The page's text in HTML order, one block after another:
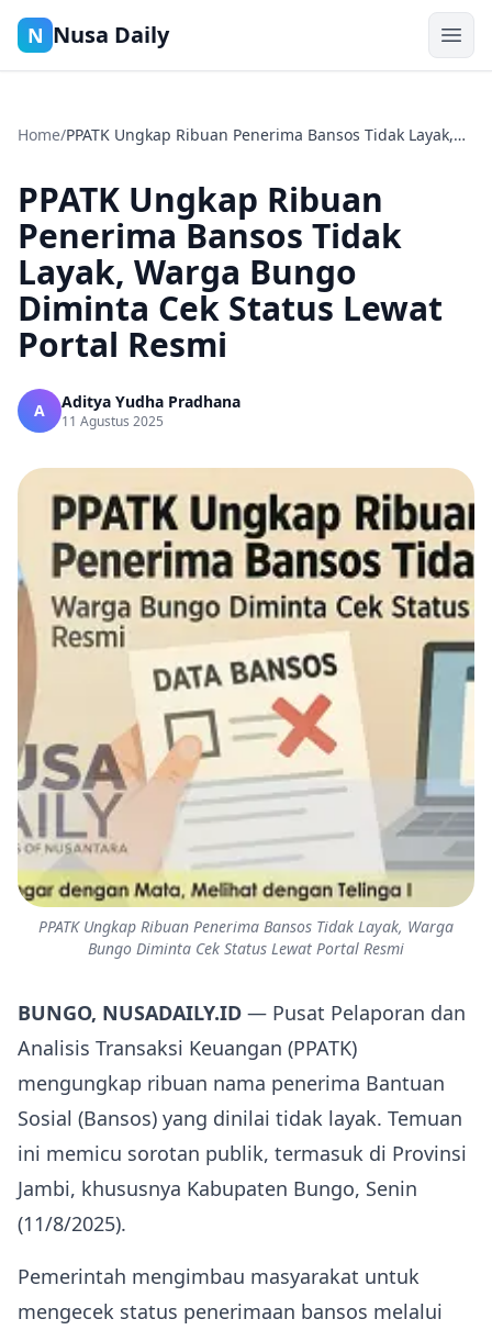
N Nusa Daily
Home/PPATK Ungkap Ribuan Penerima Bansos Tidak Layak,
PPATK Ungkap Ribuan
Penerima Bansos Tidak
Layak, Warga Bungo
Diminta Cek Status Lewat
Portal Resmi
A Aditya Yudha Pradhana
11 Agustus 2025
PPATK Ungkap Ribuan Penerima Bansos Tidak Layak, Warga
Bungo Diminta Cek Status Lewat Portal Resmi
BUNGO, NUSADAILY.ID — Pusat Pelaporan dan
Analisis Transaksi Keuangan (PPATK)
mengungkap ribuan nama penerima Bantuan
Sosial (Bansos) yang dinilai tidak layak. Temuan
ini memicu sorotan publik, termasuk di Provinsi
Jambi, khususnya Kabupaten Bungo, Senin
(11/8/2025).
Pemerintah mengimbau masyarakat untuk
mengecek status penerimaan bansos melalui